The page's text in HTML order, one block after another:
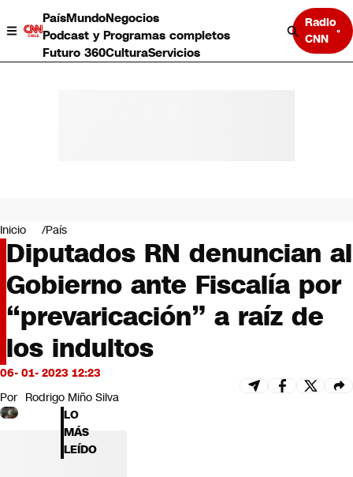
PaísMundoNegocios
Podcast y Programas completos
Futuro 360CulturaServicios
Radio
CNN
Negocios
Deportes
Programas completos
Cultura
Servicios
Bits
CNN Data
CNN tiempo
Futuro 360
Inicio País
Diputados RN denuncian al
Gobierno ante Fiscalía por
“prevaricación” a raíz de
los indultos
06- 01- 2023 12:23
Por Rodrigo Miño Silva
LO
MÁS
LEÍDO